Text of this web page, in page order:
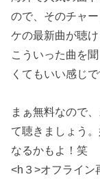
ので、そのチャ
ケの最新曲が聴け
こういった曲を
くてもいい感じで
まぁ無料なので
て聴きましょう
なるかもよ！笑
<h３>オフライン